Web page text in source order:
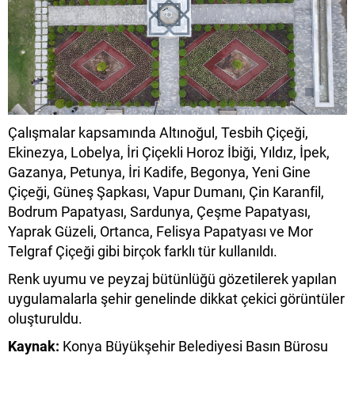
Çalışmalar kapsamında Altınoğul, Tesbih Çiçeği,
Ekinezya, Lobelya, İri Çiçekli Horoz İbiği, Yıldız, İpek,
Gazanya, Petunya, İri Kadife, Begonya, Yeni Gine
Çiçeği, Güneş Şapkası, Vapur Dumanı, Çin Karanfil,
Bodrum Papatyası, Sardunya, Çeşme Papatyası,
Yaprak Güzeli, Ortanca, Felisya Papatyası ve Mor
Telgraf Çiçeği gibi birçok farklı tür kullanıldı.
Renk uyumu ve peyzaj bütünlüğü gözetilerek yapılan
uygulamalarla şehir genelinde dikkat çekici görüntüler
oluşturuldu.
Kaynak: Konya Büyükşehir Belediyesi Basın Bürosu